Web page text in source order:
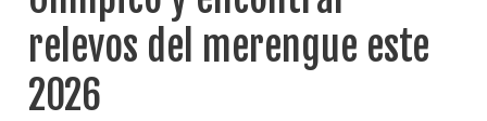
relevos del merengue este
2026